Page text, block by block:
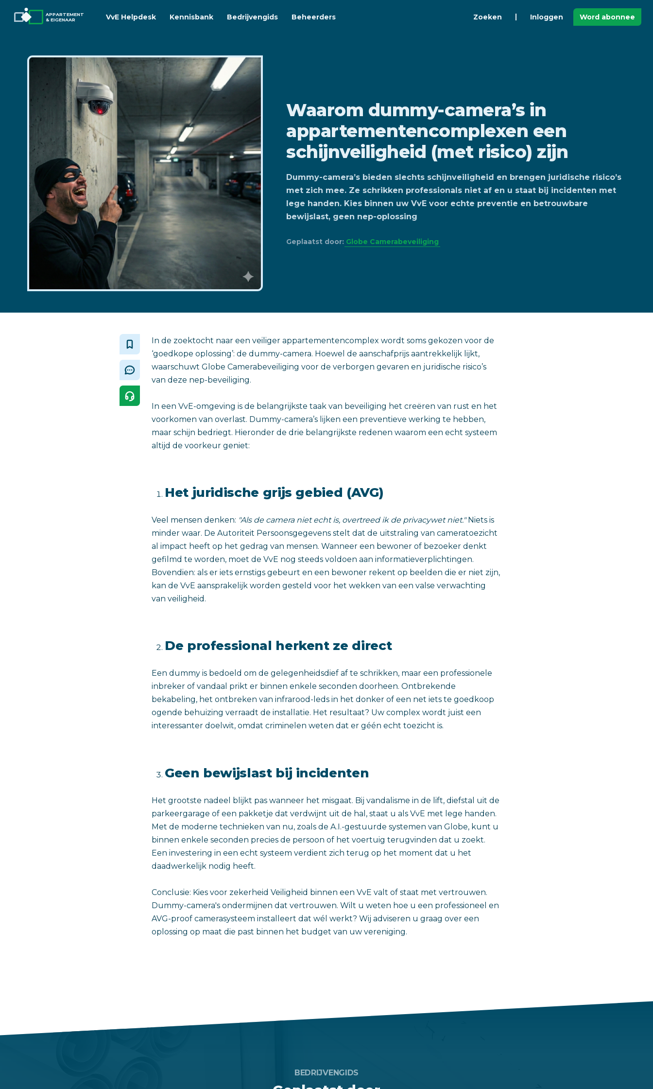
APPARTEMENT
& EIGENAAR
VvE Helpdesk Kennisbank Bedrijvengids Beheerders Zoeken Inloggen Word abonnee
Waarom dummy-camera’s in
appartementencomplexen een
schijnveiligheid (met risico) zijn
Dummy-camera’s bieden slechts schijnveiligheid en brengen juridische risico’s
met zich mee. Ze schrikken professionals niet af en u staat bij incidenten met
lege handen. Kies binnen uw VvE voor echte preventie en betrouwbare
bewijslast, geen nep-oplossing
Geplaatst door: Globe Camerabeveiliging
‎In de zoektocht naar een veiliger appartementencomplex wordt soms gekozen voor de
‘goedkope oplossing’: de dummy-camera. Hoewel de aanschafprijs aantrekkelijk lijkt,
waarschuwt Globe Camerabeveiliging voor de verborgen gevaren en juridische risico’s
van deze nep-beveiliging.
In een VvE-omgeving is de belangrijkste taak van beveiliging het creëren van rust en het
voorkomen van overlast. Dummy-camera’s lijken een preventieve werking te hebben,
maar schijn bedriegt. Hieronder de drie belangrijkste redenen waarom een echt systeem
altijd de voorkeur geniet:
Het juridische grijs gebied (AVG)
Veel mensen denken: "Als de camera niet echt is, overtreed ik de privacywet niet."Niets is
minder waar. De Autoriteit Persoonsgegevens stelt dat de uitstraling van cameratoezicht
al impact heeft op het gedrag van mensen. Wanneer een bewoner of bezoeker denkt
gefilmd te worden, moet de VvE nog steeds voldoen aan informatieverplichtingen.
Bovendien: als er iets ernstigs gebeurt en een bewoner rekent op beelden die er niet zijn,
kan de VvE aansprakelijk worden gesteld voor het wekken van een valse verwachting
van veiligheid.
De professional herkent ze direct
Een dummy is bedoeld om de gelegenheidsdief af te schrikken, maar een professionele
inbreker of vandaal prikt er binnen enkele seconden doorheen. Ontbrekende
bekabeling, het ontbreken van infrarood-leds in het donker of een net iets te goedkoop
ogende behuizing verraadt de installatie. Het resultaat? Uw complex wordt juist een
interessanter doelwit, omdat criminelen weten dat er géén echt toezicht is.
Geen bewijslast bij incidenten
Het grootste nadeel blijkt pas wanneer het misgaat. Bij vandalisme in de lift, diefstal uit de
parkeergarage of een pakketje dat verdwijnt uit de hal, staat u als VvE met lege handen.
Met de moderne technieken van nu, zoals de A.I.-gestuurde systemen van Globe, kunt u
binnen enkele seconden precies de persoon of het voertuig terugvinden dat u zoekt.
Een investering in een echt systeem verdient zich terug op het moment dat u het
daadwerkelijk nodig heeft.
Conclusie: Kies voor zekerheid Veiligheid binnen een VvE valt of staat met vertrouwen.
Dummy-camera's ondermijnen dat vertrouwen. Wilt u weten hoe u een professioneel en
AVG-proof camerasysteem installeert dat wél werkt? Wij adviseren u graag over een
oplossing op maat die past binnen het budget van uw vereniging.
BEDRIJVENGIDS